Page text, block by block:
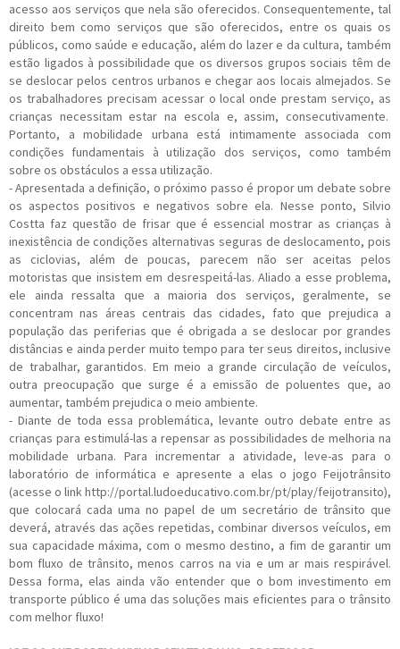
acesso aos serviços que nela são oferecidos. Consequentemente, tal
direito bem como serviços que são oferecidos, entre os quais os
públicos, como saúde e educação, além do lazer e da cultura, também
estão ligados à possibilidade que os diversos grupos sociais têm de
se deslocar pelos centros urbanos e chegar aos locais almejados. Se
os trabalhadores precisam acessar o local onde prestam serviço, as
crianças necessitam estar na escola e, assim, consecutivamente.
Portanto, a mobilidade urbana está intimamente associada com
condições fundamentais à utilização dos serviços, como também
sobre os obstáculos a essa utilização.
- Apresentada a definição, o próximo passo é propor um debate sobre
os aspectos positivos e negativos sobre ela. Nesse ponto, Silvio
Costta faz questão de frisar que é essencial mostrar as crianças à
inexistência de condições alternativas seguras de deslocamento, pois
as ciclovias, além de poucas, parecem não ser aceitas pelos
motoristas que insistem em desrespeitá-las. Aliado a esse problema,
ele ainda ressalta que a maioria dos serviços, geralmente, se
concentram nas áreas centrais das cidades, fato que prejudica a
população das periferias que é obrigada a se deslocar por grandes
distâncias e ainda perder muito tempo para ter seus direitos, inclusive
de trabalhar, garantidos. Em meio a grande circulação de veículos,
outra preocupação que surge é a emissão de poluentes que, ao
aumentar, também prejudica o meio ambiente.
- Diante de toda essa problemática, levante outro debate entre as
crianças para estimulá-las a repensar as possibilidades de melhoria na
mobilidade urbana. Para incrementar a atividade, leve-as para o
laboratório de informática e apresente a elas o jogo Feijotrânsito
(acesse o link http://portal.ludoeducativo.com.br/pt/play/feijotransito),
que colocará cada uma no papel de um secretário de trânsito que
deverá, através das ações repetidas, combinar diversos veículos, em
sua capacidade máxima, com o mesmo destino, a fim de garantir um
bom fluxo de trânsito, menos carros na via e um ar mais respirável.
Dessa forma, elas ainda vão entender que o bom investimento em
transporte público é uma das soluções mais eficientes para o trânsito
com melhor fluxo!